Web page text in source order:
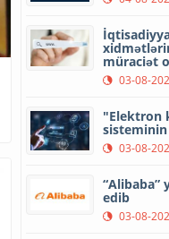
müraciət
03-08-
"Elektron
03-08-
“Alibaba”
edib
03-08-